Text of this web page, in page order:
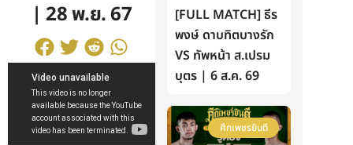
| 28 พ.ย. 67
[FULL MATCH] ธีร
พงษ์ ดาบทิตบางรัก
VS ทัพหน้า ส.เปรม
บุตร | 6 ส.ค. 69
ศึกเพชรยินดี